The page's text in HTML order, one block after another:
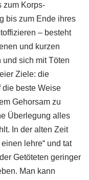
zum Korps-
bis zum Ende ihres
– besteht
und kurzen
sich mit Töten
Ziele: die
die beste Weise
Gehorsam zu
Überlegung alles
In der alten Zeit
lehre“ und tat
Getöteten geringer
Man kann